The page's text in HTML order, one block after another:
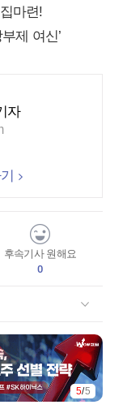
마련!
제 여신’
자
후속기사 원해요
0
5/5